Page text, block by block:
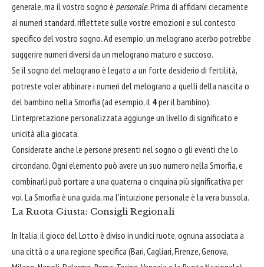
generale, ma il vostro sogno è personale. Prima di affidarvi ciecamente
ai numeri standard, riflettete sulle vostre emozioni e sul contesto
specifico del vostro sogno. Ad esempio, un melograno acerbo potrebbe
suggerire numeri diversi da un melograno maturo e succoso.
Se il sogno del melograno è legato a un forte desiderio di fertilità,
potreste voler abbinare i numeri del melograno a quelli della nascita o
del bambino nella Smorfia (ad esempio, il 4per il bambino).
L'interpretazione personalizzata aggiunge un livello di significato e
unicità alla giocata.
Considerate anche le persone presenti nel sogno o gli eventi che lo
circondano. Ogni elemento può avere un suo numero nella Smorfia, e
combinarli può portare a una quaterna o cinquina più significativa per
voi. La Smorfia è una guida, ma l'intuizione personale è la vera bussola.
La Ruota Giusta: Consigli Regionali
In Italia, il gioco del Lotto è diviso in undici ruote, ognuna associata a
una città o a una regione specifica (Bari, Cagliari, Firenze, Genova,